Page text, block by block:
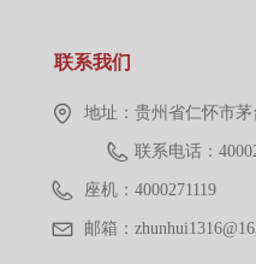
联系我们
地址： 贵州省仁怀市茅
联系电话：
座机： 4000271119
邮箱：